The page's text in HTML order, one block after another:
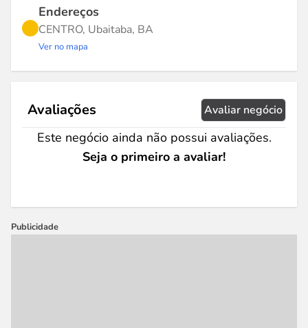
Endereços
CENTRO, Ubaitaba, BA
Ver no mapa
Avaliações Avaliar negócio
Este negócio ainda não possui avaliações.
Seja o primeiro a avaliar!
Publicidade